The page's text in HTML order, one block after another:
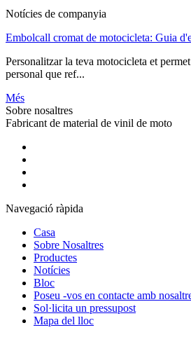
Notícies de companyia
Embolcall cromat de motocicleta: Guia
Personalitzar la teva motocicleta et
personal que ref...
Més
Sobre nosaltres
Fabricant de material de vinil de moto
Navegació ràpida
Casa
Sobre Nosaltres
Productes
Notícies
Bloc
Poseu -vos en contacte amb
Sol·licita un pressupost
Mapa del lloc